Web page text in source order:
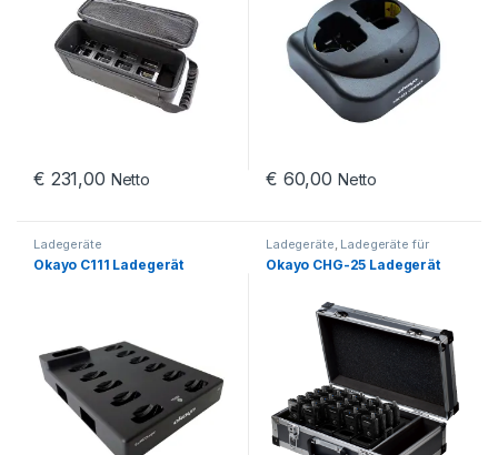
€ 231,00 Netto € 60,00 Netto
Ladegeräte
Okayo C111 Ladegerät
Ladegeräte, Ladegeräte für
Gegensprechanlagen
Okayo CHG-25 Ladegerät